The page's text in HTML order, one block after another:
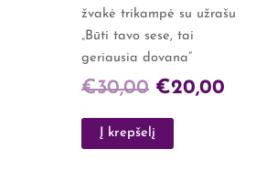
žvakė trikampė su užrašu
„Būti tavo sese, tai
geriausia dovana”
€30,00 €20,00
Į krepšelį